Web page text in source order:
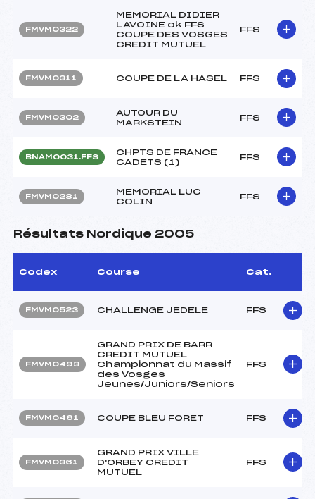
FMVM0322
MEMORIAL DIDIER
LAVOINE ok FFS
COUPE DES VOSGES
CREDIT MUTUEL
FFS
FMVM0311 COUPE DE LA HASEL FFS
FMVM0302
AUTOUR DU
MARKSTEIN
FFS
BNAM0031.FFS
CHPTS DE FRANCE
CADETS (1)
FFS
FMVM0281
MEMORIAL LUC
COLIN
FFS
Résultats Nordique 2005
Codex Course Cat.
FMVM0523 CHALLENGE JEDELE FFS
FMVM0493
GRAND PRIX DE BARR
CREDIT MUTUEL
Championnat du Massif
des Vosges
Jeunes/Juniors/Seniors
FFS
FMVM0461 COUPE BLEU FORET FFS
FMVM0361
GRAND PRIX VILLE
D'ORBEY CREDIT
MUTUEL
FFS